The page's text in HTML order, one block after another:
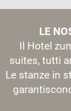
LE
Il Hotel
suites, tutti
Le stanze in